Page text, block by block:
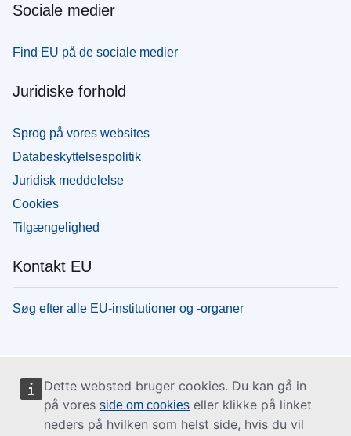
Dette websted bruger cookies. Du kan gå in
på vores side om cookies eller klikke på linket
neders på hvilken som helst side, hvis du vil
Sociale medier
Find EU på de sociale medier
Juridiske forhold
Sprog på vores websites
Databeskyttelsespolitik
Juridisk meddelelse
Cookies
Tilgængelighed
Kontakt EU
Søg efter alle EU-institutioner og -organer